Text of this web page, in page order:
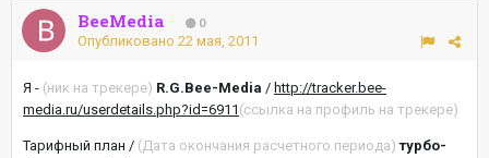
BeeMedia
0
Опубликовано 22 мая, 2011
Я - (ник на трекере) R.G.Bee-Media / http://tracker.bee-
media.ru/userdetails.php?id=6911 (ссылка на профиль на трекере)
Тарифный план / (Дата окончания расчетного периода) турбо-